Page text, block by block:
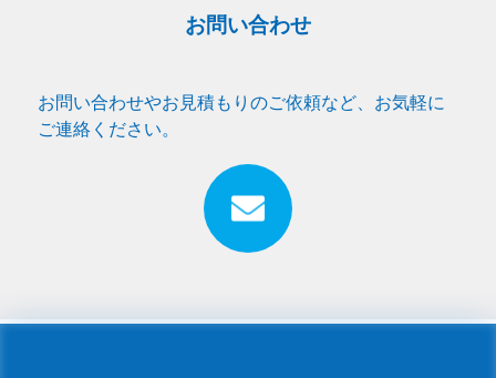
お問い合わせ
お問い合わせやお見積もりのご依頼など、お気軽に
ご連絡ください。